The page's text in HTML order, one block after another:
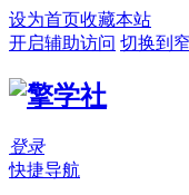
设为首页收藏本站
开启辅助访问 切换到
登录
快捷导航